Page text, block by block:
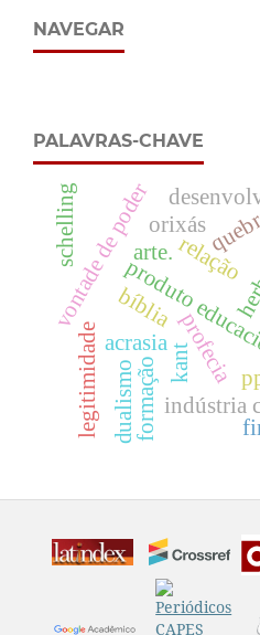
NAVEGAR
PALAVRAS-CHAVE
kant
bíblia
profecia
produtorelação
vontade de poder
acrasia
formação indústria
arte.
schelling
legitimidadedualismo
orixás